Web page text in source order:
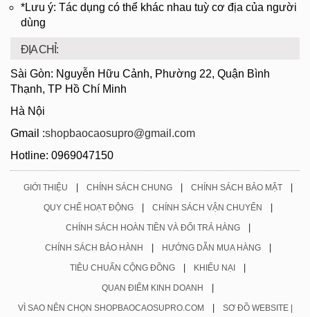
*Lưu ý: Tác dụng có thể khác nhau tuỳ cơ địa của người
dùng
ĐỊA CHỈ:
Sài Gòn: Nguyễn Hữu Cảnh, Phường 22, Quận Bình
Thạnh, TP Hồ Chí Minh
Hà Nội
Gmail :shopbaocaosupro@gmail.com
Hotline: 0969047150
GIỚI THIỆU | CHÍNH SÁCH CHUNG | CHÍNH SÁCH BẢO MẬT |
QUY CHẾ HOẠT ĐỘNG | CHÍNH SÁCH VẬN CHUYỂN |
CHÍNH SÁCH HOÀN TIỀN VÀ ĐỔI TRẢ HÀNG |
CHÍNH SÁCH BẢO HÀNH | HƯỚNG DẪN MUA HÀNG |
TIÊU CHUẨN CỘNG ĐỒNG | KHIẾU NẠI |
QUAN ĐIỂM KINH DOANH |
VÌ SAO NÊN CHỌN SHOPBAOCAOSUPRO.COM | SƠ ĐỒ WEBSITE |